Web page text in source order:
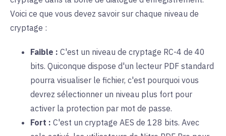
Voici ce que vous devez savoir sur chaque niveau de
cryptage :
Faible : C'est un niveau de cryptage RC-4 de 40
bits. Quiconque dispose d'un lecteur PDF standard
pourra visualiser le fichier, c'est pourquoi vous
devrez sélectionner un niveau plus fort pour
activer la protection par mot de passe.
Fort : C'est un cryptage AES de 128 bits. Avec